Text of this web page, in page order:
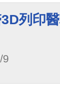
列印
9